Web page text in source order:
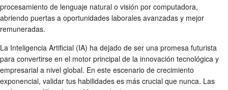
procesamiento de lenguaje natural o visión por computadora,
abriendo puertas a oportunidades laborales avanzadas y mejor
remuneradas.
La Inteligencia Artificial (IA) ha dejado de ser una promesa futurista
para convertirse en el motor principal de la innovación tecnológica y
empresarial a nivel global. En este escenario de crecimiento
exponencial, validar tus habilidades es más crucial que nunca. Las